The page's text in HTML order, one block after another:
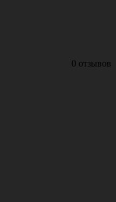
0 отзывов